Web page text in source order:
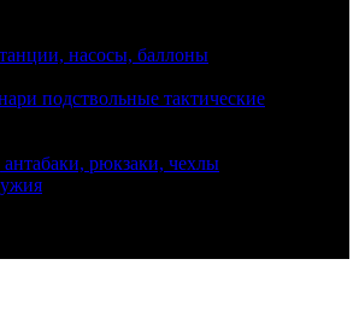
насосы, баллоны
подствольные тактические
рюкзаки, чехлы